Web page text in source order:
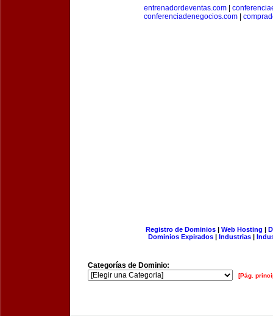
entrenadordeventas.com
conferenciadenegocios.com|
Registro de Dominios| Web Hosting |
Dominios Expirados | Industrias |
Categorías de Dominio:
[Pág.